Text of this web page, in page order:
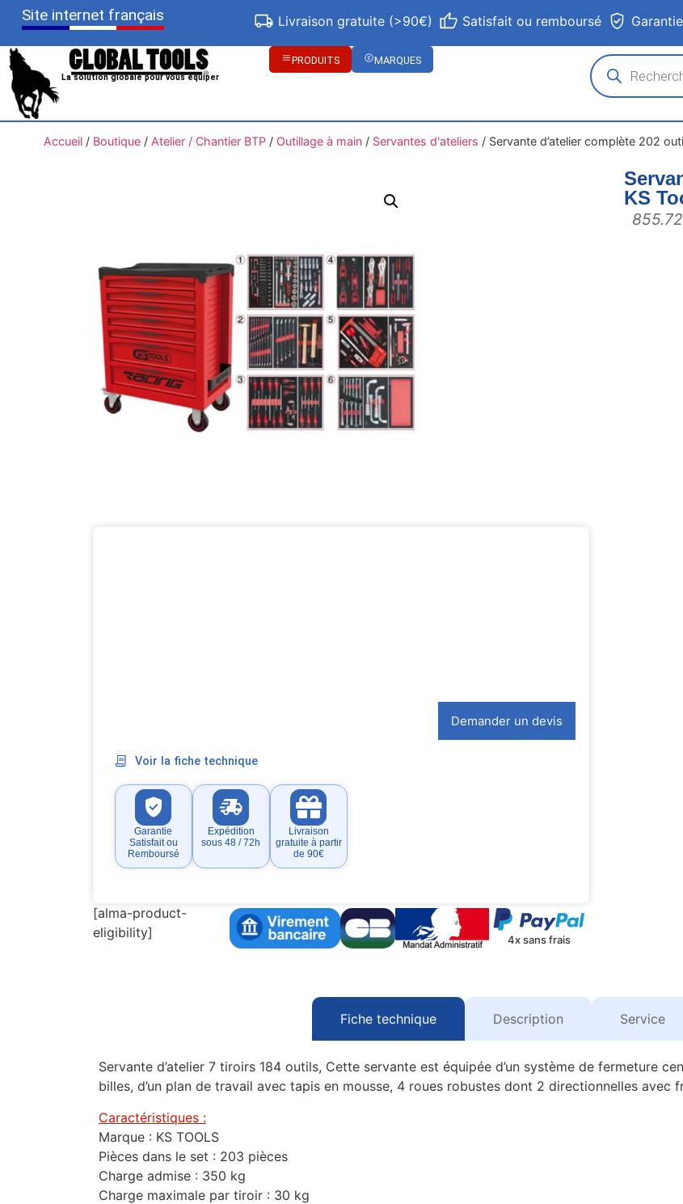
Site internet français Livraison gratuite (>90€) Satisfait ou remboursé
La solution globale pour vous équiper
PRODUITS MARQUES
Accueil/ Boutique/ Atelier / Chantier BTP/ Outillage à main/ Servantes d'ateliers / Servante d’atelier complète 202
KS
Demander un devis
Voir la fiche technique
Garantie
Satisfait ou
Remboursé
Expédition
sous 48 / 72h
Livraison
gratuite à partir
de 90€
[alma-product-
eligibility]
4x sans frais
Fiche technique Description Service
Servante d’atelier 7 tiroirs 184 outils, Cette servante est équipée d’un système de fermeture
billes, d’un plan de travail avec tapis en mousse, 4 roues robustes dont 2 directionnelles avec
Caractéristiques :
Marque : KS TOOLS
Pièces dans le set : 203 pièces
Charge admise : 350 kg
Charge maximale par tiroir : 30 kg